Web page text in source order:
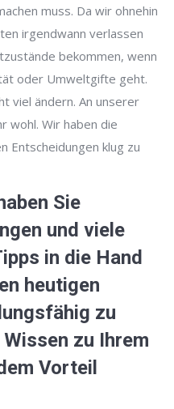
muss. Da wir ohnehin
irgendwann verlassen
bekommen, wenn
oder Umweltgifte geht.
viel ändern. An unserer
wohl. Wir haben die
Entscheidungen klug zu
Sie
und viele
in die Hand
heutigen
zu
zu Ihrem
Vorteil